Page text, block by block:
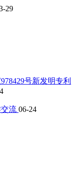
29
号新发明专利
流 06-24